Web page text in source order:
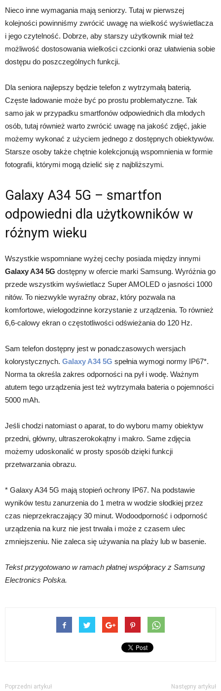
Nieco inne wymagania mają seniorzy. Tutaj w pierwszej
kolejności powinniśmy zwrócić uwagę na wielkość wyświetlacza
i jego czytelność. Dobrze, aby starszy użytkownik miał też
możliwość dostosowania wielkości czcionki oraz ułatwienia sobie
dostępu do poszczególnych funkcji.
Dla seniora najlepszy będzie telefon z wytrzymałą baterią.
Częste ładowanie może być po prostu problematyczne. Tak
samo jak w przypadku smartfonów odpowiednich dla młodych
osób, tutaj również warto zwrócić uwagę na jakość zdjęć, jakie
możemy wykonać z użyciem jednego z dostępnych obiektywów.
Starsze osoby także chętnie kolekcjonują wspomnienia w formie
fotografii, którymi mogą dzielić się z najbliższymi.
Galaxy A34 5G – smartfon
odpowiedni dla użytkowników w
różnym wieku
Wszystkie wspomniane wyżej cechy posiada między innymi
Galaxy A34 5G dostępny w ofercie marki Samsung. Wyróżnia go
przede wszystkim wyświetlacz Super AMOLED o jasności 1000
nitów. To niezwykle wyraźny obraz, który pozwala na
komfortowe, wielogodzinne korzystanie z urządzenia. To również
6,6-calowy ekran o częstotliwości odświeżania do 120 Hz.
Sam telefon dostępny jest w ponadczasowych wersjach
kolorystycznych. Galaxy A34 5G spełnia wymogi normy IP67*.
Norma ta określa zakres odporności na pył i wodę. Ważnym
atutem tego urządzenia jest też wytrzymała bateria o pojemności
5000 mAh.
Jeśli chodzi natomiast o aparat, to do wyboru mamy obiektyw
przedni, główny, ultraszerokokątny i makro. Same zdjęcia
możemy udoskonalić w prosty sposób dzięki funkcji
przetwarzania obrazu.
* Galaxy A34 5G mają stopień ochrony IP67. Na podstawie
wyników testu zanurzenia do 1 metra w wodzie słodkiej przez
czas nieprzekraczający 30 minut. Wodoodporność i odporność
urządzenia na kurz nie jest trwała i może z czasem ulec
zmniejszeniu. Nie zaleca się używania na plaży lub w basenie.
Tekst przygotowano w ramach płatnej współpracy z Samsung
Electronics Polska.
Poprzedni artykuł Następny artykuł